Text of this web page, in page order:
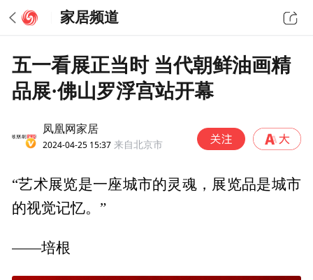
家居频道
五一看展正当时 当代朝鲜油画精
品展·佛山罗浮宫站开幕
凤凰网家居
2024-04-25 15:37 来自北京市
“艺术展览是一座城市的灵魂，展览品是城市
的视觉记忆。”
——培根